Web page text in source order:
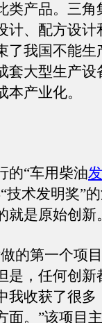
类产品。三角
计、配方设计
了我国不能生
套大型生产设
产业化。
的“车用柴油
技术发明奖”
就是原始创新
第一个项
是，任何创新
我收获了很多
面。”该项目